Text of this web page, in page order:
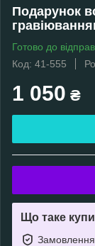
Подарунок
Готово до
Код: 41-555
1 050 ₴
Що таке
Замовлення